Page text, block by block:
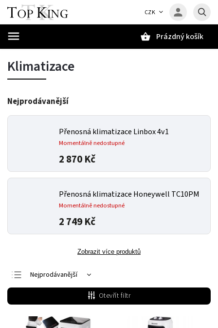
CZK
Prázdný košík
Klimatizace
Nejprodávanější
Přenosná klimatizace Linbox 4v1
Momentálně nedostupné
2 870 Kč
Přenosná klimatizace Honeywell TC10PM
Momentálně nedostupné
2 749 Kč
Zobrazit více produktů
Nejprodávanější
Nejlevnější
Nejdražší
Abecedně
Otevřít filtr